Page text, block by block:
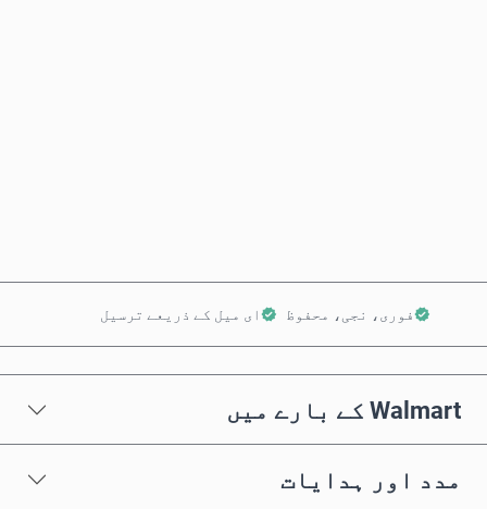
فوری، نجی، محفوظ ای میل کے ذریعے ترسیل
Walmart کے بارے میں
مدد اور ہدایات